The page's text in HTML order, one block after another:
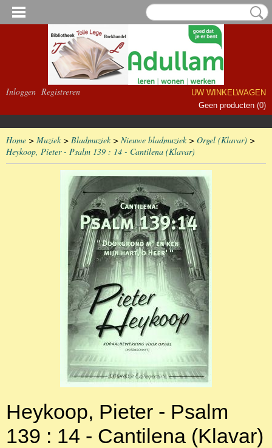
Inloggen Registreren
UW WINKELWAGEN
Geen producten (0)
Home > Muziek> Bladmuziek> Nieuwe bladmuziek> Orgel (Klavar) >
Heykoop, Pieter - Psalm 139 : 14 - Cantilena (Klavar)
Heykoop, Pieter - Psalm
139 : 14 - Cantilena (Klavar)